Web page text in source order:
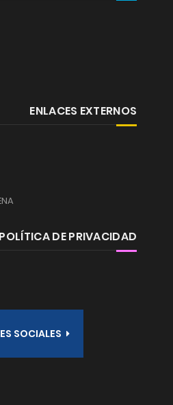
ENLACES EXTERNOS
POLÍTICA DE PRIVACIDAD
SOCIALES